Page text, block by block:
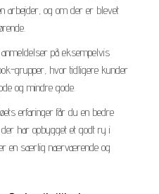
arbejder, og om der er blevet
på eksempelvis
grupper, hvor tidligere kunder
og mindre gode.
erfaringer får du en bedre
har opbygget et godt ry i
en særlig nærværende og